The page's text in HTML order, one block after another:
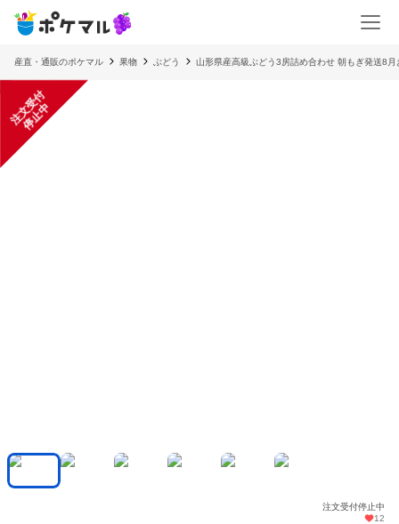
産直・通販のポケマル 果物 ぶどう 山形県産高級ぶどう3房詰め合わせ 朝もぎ発送8月
注
文
受
付
停
止
中
注文受付停止中
12